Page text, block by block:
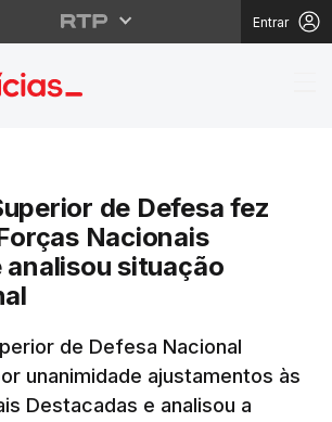
Entrar
Superior
de Defesa fez
Nacionais
analisou situação
de Defesa Nacional
unanimidade ajustamentos às
Destacadas e analisou a